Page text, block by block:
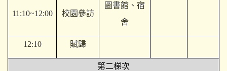
11:10~12:00 校園參訪
圖書館、宿
舍
12:10 賦歸
第二梯次